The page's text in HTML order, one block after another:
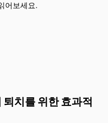
어보세요.
치를 위한 효과적